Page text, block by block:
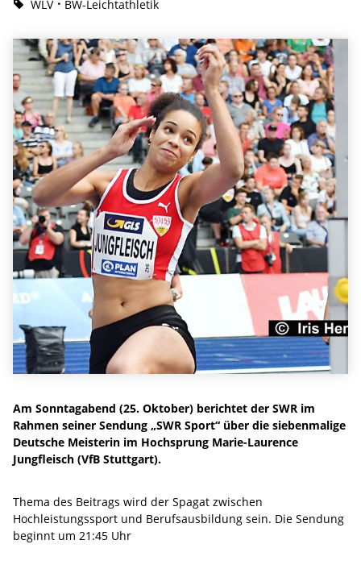
WLV
BW-Leichtathletik
Am Sonntagabend (25. Oktober) berichtet der SWR im
Rahmen seiner Sendung „SWR Sport“ über die siebenmalige
Deutsche Meisterin im Hochsprung Marie-Laurence
Jungfleisch (VfB Stuttgart).
Thema des Beitrags wird der Spagat zwischen
Hochleistungssport und Berufsausbildung sein. Die Sendung
beginnt um 21:45 Uhr